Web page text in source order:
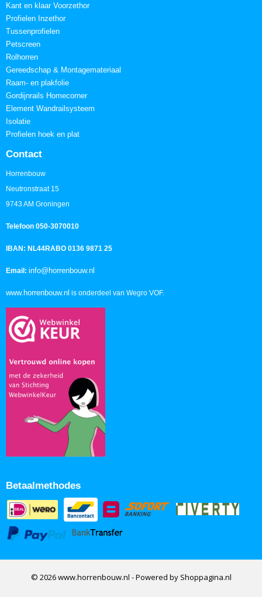
Kant en klaar Voorzethor
Profielen Inzethor
Tussenprofielen
Petscreen
Rolhorren
Gereedschap & Montagemateriaal
Raam- en plakfolie
Gordijnrails Homecorner
Element Wandrailsysteem
Isolatie
Profielen hoek en plat
Contact
Horrenbouw
Neutronstraat 15
9743 AM Groningen
Telefoon 050-3070010
IBAN: NL44RABO 0136 9871 25
Email: info@horrenbouw.nl
www.horrenbouw.nl is onderdeel van Wegro VOF.
Betaalmethodes
© 2026 www.horrenbouw.nl - Powered by Shoppagina.nl